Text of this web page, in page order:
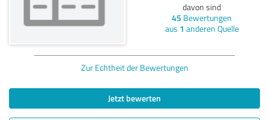
davon sind
45 Bewertungen
aus 1 anderen Quelle
Zur Echtheit der Bewertungen
Jetzt bewerten